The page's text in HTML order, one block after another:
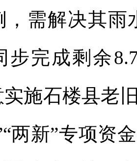
，需解决其雨
步完成剩余
实施石楼县老
两新”专项资